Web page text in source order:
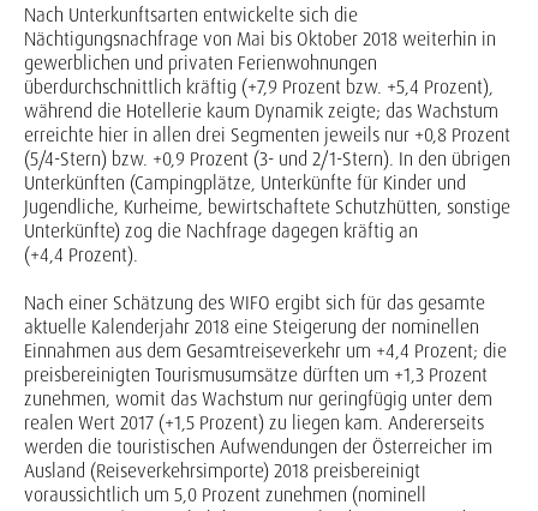
Nach Unterkunftsarten entwickelte sich die
Nächtigungsnachfrage von Mai bis Oktober 2018 weiterhin in
gewerblichen und privaten Ferienwohnungen
überdurchschnittlich kräftig (+7,9 Prozent bzw. +5,4 Prozent),
während die Hotellerie kaum Dynamik zeigte; das Wachstum
erreichte hier in allen drei Segmenten jeweils nur +0,8 Prozent
(5/4-Stern) bzw. +0,9 Prozent (3- und 2/1-Stern). In den übrigen
Unterkünften (Campingplätze, Unterkünfte für Kinder und
Jugendliche, Kurheime, bewirtschaftete Schutzhütten, sonstige
Unterkünfte) zog die Nachfrage dagegen kräftig an
(+4,4 Prozent).
Nach einer Schätzung des WIFO ergibt sich für das gesamte
aktuelle Kalenderjahr 2018 eine Steigerung der nominellen
Einnahmen aus dem Gesamtreiseverkehr um +4,4 Prozent; die
preisbereinigten Tourismusumsätze dürften um +1,3 Prozent
zunehmen, womit das Wachstum nur geringfügig unter dem
realen Wert 2017 (+1,5 Prozent) zu liegen kam. Andererseits
werden die touristischen Aufwendungen der Österreicher im
Ausland (Reiseverkehrsimporte) 2018 preisbereinigt
voraussichtlich um 5,0 Prozent zunehmen (nominell